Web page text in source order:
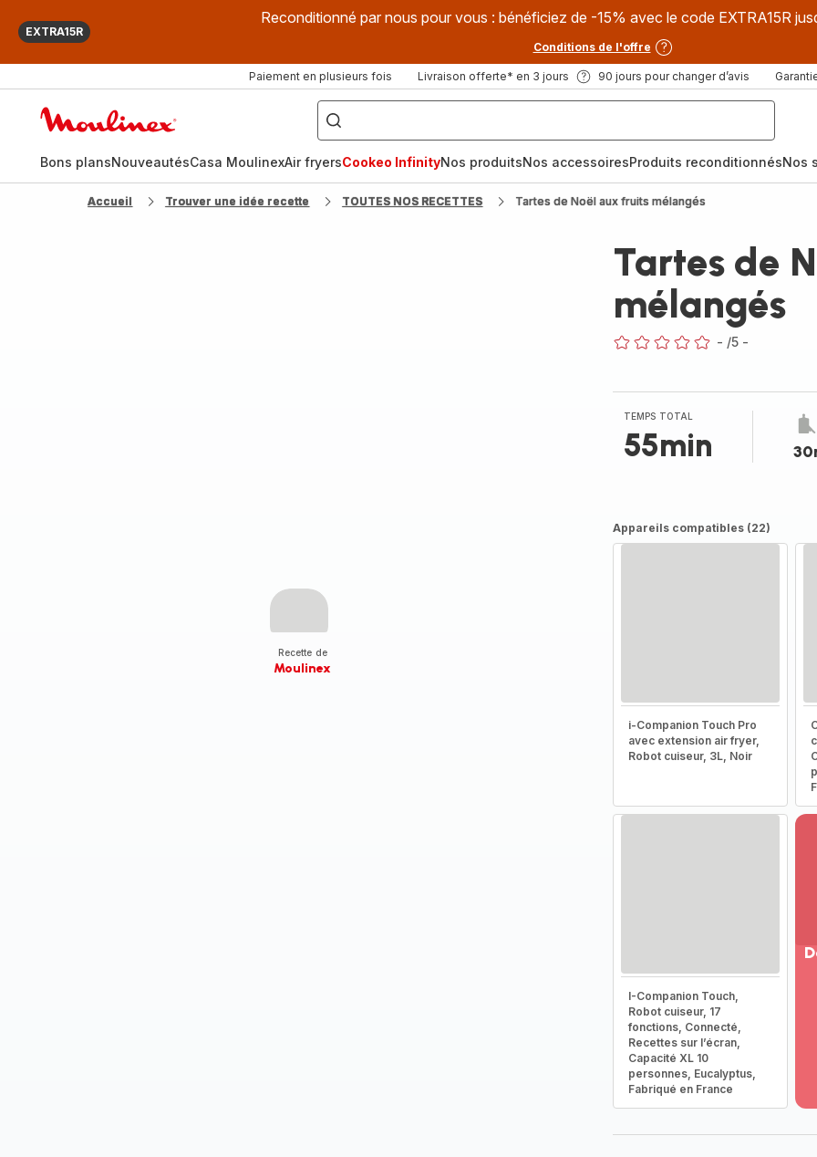
EXTRA15R
Reconditionné par nous pour vous : bénéficiez de -15% avec le code EXTRA15R
Conditions de l'offre
Paiement en plusieurs fois Livraison offerte* en 3 jours 90 jours pour changer d’avis
["Que
recherchez-
vous
?",
fryer",
"Companion"]
Bons plansNouveautésCasa MoulinexAir fryersCookeo InfinityNos produitsNos accessoiresProduits reconditionnésNos
Accueil Trouver une idée recette TOUTES NOS RECETTES Tartes de Noël aux fruits mélangés
Recette de
Moulinex
Tartes de
mélangés
- /5 -
TEMPS TOTAL
55min
Appareils compatibles (22)
i-Companion Touch Pro
avec extension air fryer,
Robot cuiseur, 3L, Noir
I-Companion Touch,
Robot cuiseur, 17
fonctions, Connecté,
Recettes sur l’écran,
Capacité XL 10
personnes, Eucalyptus,
Fabriqué en France